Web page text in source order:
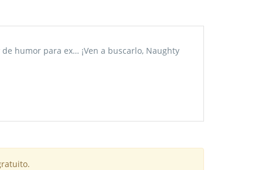
humor para ex… ¡Ven a buscarlo, Naughty